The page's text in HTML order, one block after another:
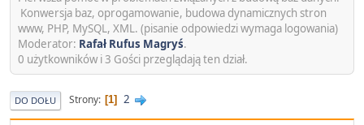
Konwersja baz, oprogamowanie, budowa dynamicznych stron
www, PHP, MySQL, XML. (pisanie odpowiedzi wymaga logowania)
Moderator: Rafał Rufus Magryś.
0 użytkowników i 3 Gości przeglądają ten dział.
DO DOŁU Strony 1 2